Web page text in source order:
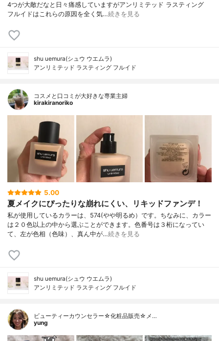
4つが大敵だなと日々痛感していますがアンリミテッド ラスティング
フルイドはこれらの原因を全く気…続きを見る
shu uemura(シュウ ウエムラ)
アンリミテッド ラスティング フルイド
コスメと口コミが大好きな専業主婦
kirakiranoriko
5.00
夏メイクにぴったりな崩れにくい、リキッドファンデ！
私が使用しているカラーは、574(やや明るめ）です。ちなみに、カラー
は２０色以上の中から選ぶことができます。色番号は３桁になってい
て、左が色相（色味）、真ん中が…続きを見る
shu uemura(シュウ ウエムラ)
アンリミテッド ラスティング フルイド
ビューティーカウンセラー☆化粧品販売☆メ…
yung